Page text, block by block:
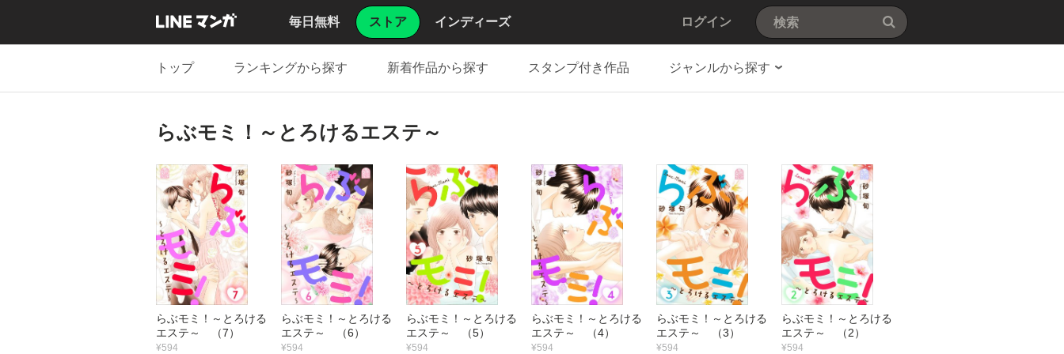
毎日無料 ストア インディーズ ログイン
トップ ランキングから探す 新着作品から探す スタンプ付き作品 ジャンルから探す
らぶモミ！～とろけるエステ～
らぶモミ！～とろける
エステ～ （7）
¥594
らぶモミ！～とろける
エステ～ （6）
¥594
らぶモミ！～とろける
エステ～ （5）
¥594
らぶモミ！～とろける
エステ～ （4）
¥594
らぶモミ！～とろける
エステ～ （3）
¥594
らぶモミ！～とろける
エステ～ （2）
¥594